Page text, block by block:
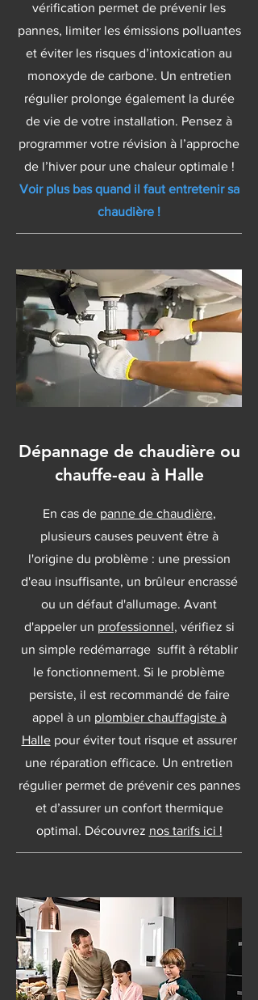
vérification permet de prévenir les
pannes, limiter les émissions polluantes
et éviter les risques d’intoxication au
monoxyde de carbone. Un entretien
régulier prolonge également la durée
de vie de votre installation. Pensez à
programmer votre révision à l’approche
de l’hiver pour une chaleur optimale !
Voir plus bas quand il faut entretenir sa
chaudière !
Dépannage de chaudière ou
chauffe-eau à Halle
En cas de panne de chaudière,
plusieurs causes peuvent être à
l'origine du problème : une pression
d'eau insuffisante, un brûleur encrassé
ou un défaut d'allumage. Avant
d'appeler un professionnel, vérifiez si
un simple redémarrage suffit à rétablir
le fonctionnement. Si le problème
persiste, il est recommandé de faire
appel à un plombier chauffagiste à
Hallepour éviter tout risque et assurer
une réparation efficace. Un entretien
régulier permet de prévenir ces pannes
et d’assurer un confort thermique
optimal. Découvrez nos tarifs ici !